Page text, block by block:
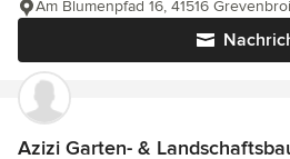
Am Blumenpfad 16, 41516
Azizi Garten- &